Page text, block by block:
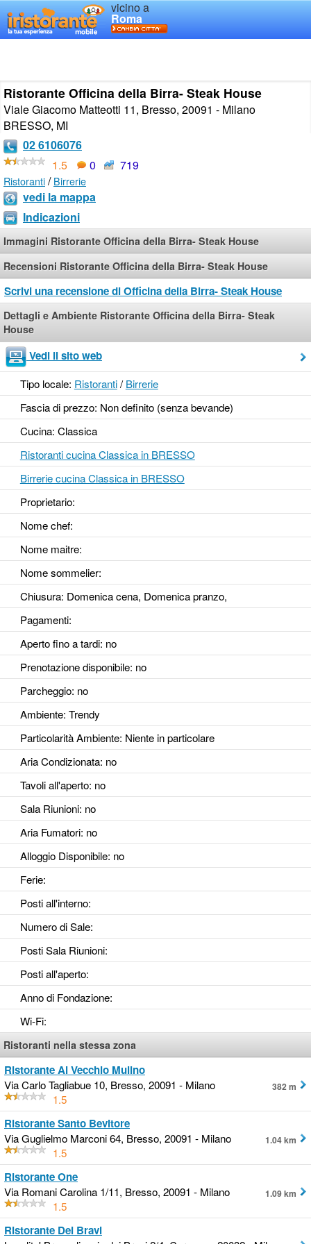
vicino a
Roma
Ristorante Officina della Birra- Steak House
Viale Giacomo Matteotti 11, Bresso, 20091 - Milano
BRESSO, MI
02 6106076
1.5
0 719
Ristoranti/Birrerie
vedi la mappa
Indicazioni
Immagini Ristorante Officina della Birra- Steak House
Recensioni Ristorante Officina della Birra- Steak House
Scrivi una recensione di Officina della Birra- Steak House
Dettagli e Ambiente Ristorante Officina della Birra- Steak
House
Vedi il sito web
Tipo locale: Ristoranti/Birrerie
Fascia di prezzo: Non definito (senza bevande)
Cucina: Classica
Ristoranti cucina Classica in BRESSO
Birrerie cucina Classica in BRESSO
Proprietario:
Nome chef:
Nome maitre:
Nome sommelier:
Chiusura: Domenica cena, Domenica pranzo,
Pagamenti:
Aperto fino a tardi: no
Prenotazione disponibile: no
Parcheggio: no
Ambiente: Trendy
Particolarità Ambiente: Niente in particolare
Aria Condizionata: no
Tavoli all'aperto: no
Sala Riunioni: no
Aria Fumatori: no
Alloggio Disponibile: no
Ferie:
Posti all'interno:
Numero di Sale:
Posti Sala Riunioni:
Posti all'aperto:
Anno di Fondazione:
Wi-Fi:
Ristoranti nella stessa zona
Ristorante Al Vecchio Mulino
Via Carlo Tagliabue 10, Bresso, 20091 - Milano
1.5
382 m
Ristorante Santo Bevitore
Via Guglielmo Marconi 64, Bresso, 20091 - Milano
1.5
1.04 km
Ristorante One
Via Romani Carolina 1/11, Bresso, 20091 - Milano
1.5
1.09 km
Ristorante Dei Bravi